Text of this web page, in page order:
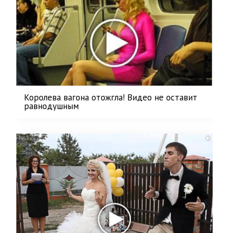
Королева вагона отожгла! Видео не оставит
равнодушным
i